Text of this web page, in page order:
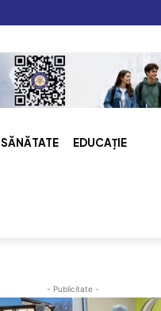
SĂNĂTATE EDUCAȚIE
- Publicitate -